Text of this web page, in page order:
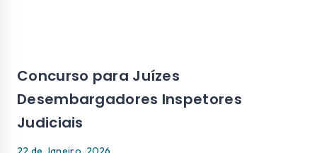
Concurso para Juízes
Desembargadores Inspetores
Judiciais